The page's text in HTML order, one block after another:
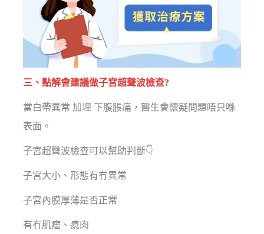
三、點解會建議做子宮超聲波檢查?
當白帶異常 加埋 下腹脹痛，醫生會懷疑問題唔只喺
表面。
子宮超聲波檢查可以幫助判斷👇
子宮大小、形態有冇異常
子宮內膜厚薄是否正常
有冇肌瘤、瘜肉